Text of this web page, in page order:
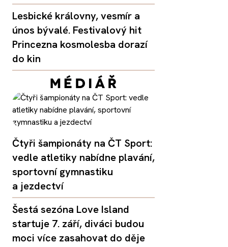
Lesbické královny, vesmír a
únos bývalé. Festivalový hit
Princezna kosmolesba dorazí
do kin
Čtyři šampionáty na ČT Sport:
vedle atletiky nabídne plavání,
sportovní gymnastiku
a jezdectví
Šestá sezóna Love Island
startuje 7. září, diváci budou
moci více zasahovat do děje